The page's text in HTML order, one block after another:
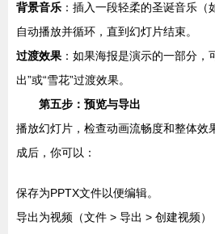
背景音乐 ：插入一段轻柔的圣诞音乐
自动播放并循环，直到幻灯片结束。
过渡效果 ：如果海报是演示的一部分，
出”或“雪花”过渡效果。
第五步：预览与导出
播放幻灯片，检查动画流畅度和整体效
成后，你可以：
保存为PPTX文件以便编辑。
导出为视频（文件 > 导出 > 创建视频